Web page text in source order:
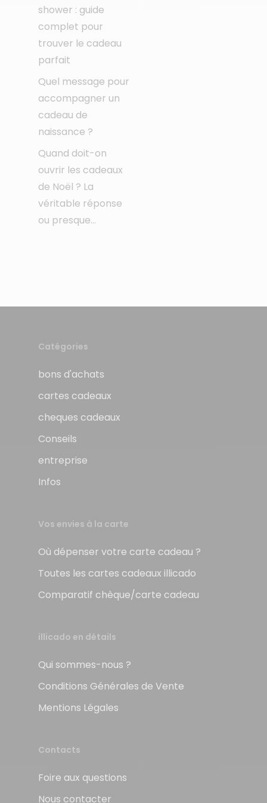
shower : guide
complet pour
trouver le cadeau
parfait
Quel message pour
accompagner un
cadeau de
naissance ?
Quand doit-on
ouvrir les cadeaux
de Noël ? La
véritable réponse
ou presque…
Catégories
bons d'achats
cartes cadeaux
cheques cadeaux
Conseils
entreprise
Infos
Vos envies à la carte
Où dépenser votre carte cadeau ?
Toutes les cartes cadeaux illicado
Comparatif chèque/carte cadeau
illicado en détails
Qui sommes-nous ?
Conditions Générales de Vente
Mentions Légales
Contacts
Foire aux questions
Nous contacter